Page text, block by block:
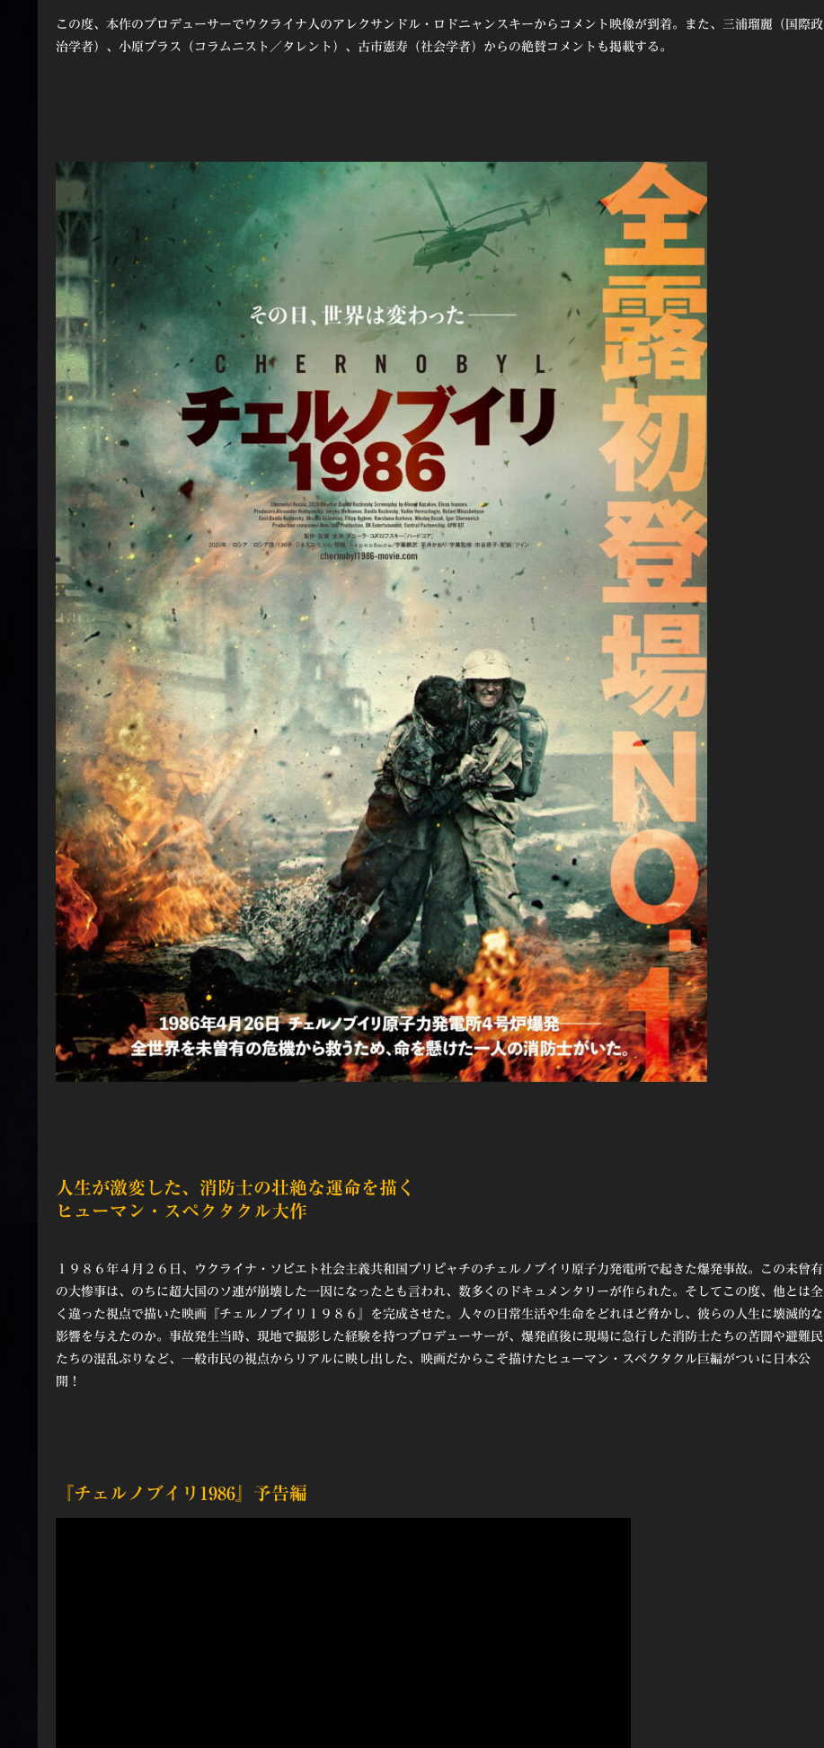
この度、本作のプロデューサーでウクライナ人のアレクサンドル・ロドニャンスキーからコメント映像が到着。また、三浦瑠麗（国際政
治学者）、小原ブラス（コラムニスト／タレント）、古市憲寿（社会学者）からの絶賛コメントも掲載する。
人生が激変した、消防士の壮絶な運命を描く
ヒューマン・スペクタクル大作
１９８６年４月２６日、ウクライナ・ソビエト社会主義共和国プリピャチのチェルノブイリ原子力発電所で起きた爆発事故。この未曾有
の大惨事は、のちに超大国のソ連が崩壊した一因になったとも言われ、数多くのドキュメンタリーが作られた。そしてこの度、他とは全
く違った視点で描いた映画『チェルノブイリ１９８６』を完成させた。人々の日常生活や生命をどれほど脅かし、彼らの人生に壊滅的な
影響を与えたのか。事故発生当時、現地で撮影した経験を持つプロデューサーが、爆発直後に現場に急行した消防士たちの苦闘や避難民
たちの混乱ぶりなど、一般市民の視点からリアルに映し出した、映画だからこそ描けたヒューマン・スペクタクル巨編がついに日本公
開！
『チェルノブイリ1986』予告編